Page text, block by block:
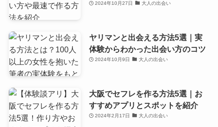
2024年10月27日 大人の出会い
ヤリマンと出会える方法5選｜実
体験からわかった出会い方のコツ
2024年10月9日 大人の出会い
大阪でセフレを作る方法5選｜お
すすめアプリとスポットを紹介
2024年2月17日 大人の出会い